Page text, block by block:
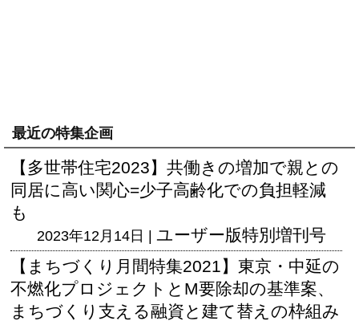
最近の特集企画
【多世帯住宅2023】共働きの増加で親との
同居に高い関心=少子高齢化での負担軽減
も
2023年12月14日 | ユーザー版特別増刊号
【まちづくり月間特集2021】東京・中延の
不燃化プロジェクトとM要除却の基準案、
まちづくり支える融資と建て替えの枠組み